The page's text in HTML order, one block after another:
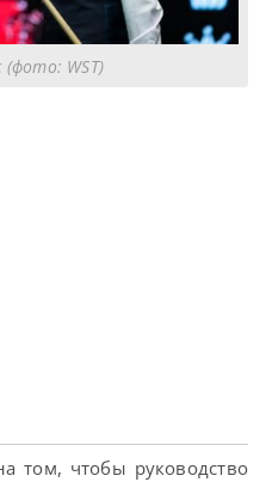
(фото: WST)
том, чтобы руководство